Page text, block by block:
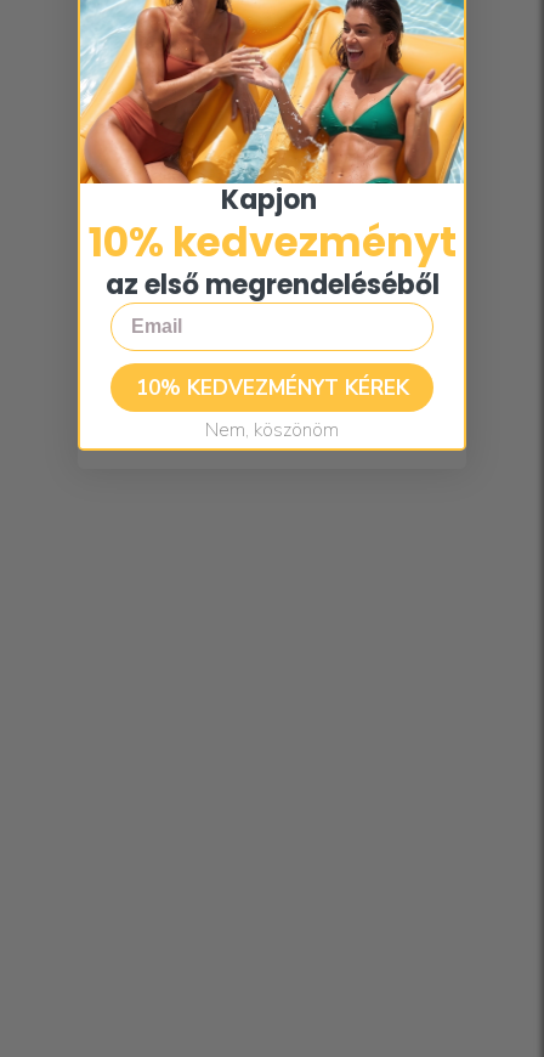
Kapjon ​
10% kedvezményt​
az első megrendeléséből
Email
10% KEDVEZMÉNYT KÉREK
Nem, köszönöm